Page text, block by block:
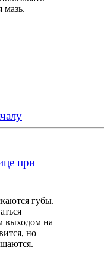
мазь.
при
губы.
выходом на
но